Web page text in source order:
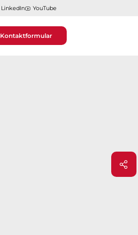
LinkedIn YouTube
Kontaktformular